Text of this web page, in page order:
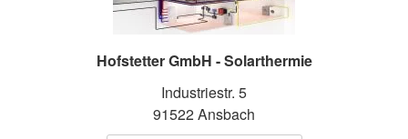
Hofstetter GmbH - Solarthermie
Industriestr. 5
91522 Ansbach